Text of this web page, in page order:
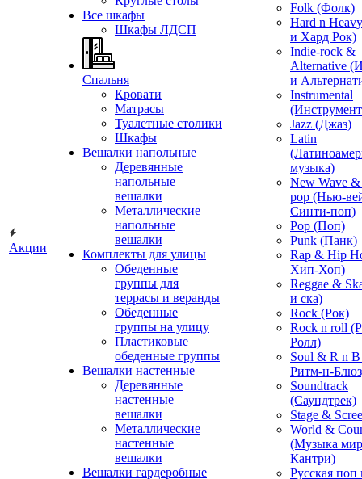
Акции
Все шкафы
Шкафы ЛДСП
Спальня
Кровати
Матрасы
Туалетные столики
Шкафы
Вешалки напольные
Деревянные
напольные
вешалки
Металлические
напольные
вешалки
Комплекты для улицы
Обеденные
группы для
террасы и веранды
Обеденные
группы на улицу
Пластиковые
обеденные группы
Вешалки настенные
Деревянные
настенные
вешалки
Металлические
настенные
вешалки
Вешалки гардеробные
Folk (Фолк)
Hard n
и Хард Рок)
Indie-rock &
Alternative
и
Instrumental
Jazz (Джаз)
Latin
музыка)
New Wave
pop (Нью-
Синти-поп)
Pop (Поп)
Punk (Панк)
Rap & Hip
Хип-Хоп)
Reggae &
и ска)
Rock (Рок)
Rock n roll
Ролл)
Soul & R n
Ритм-н-
Soundtrack
(Саундтрек)
Stage &
World &
(Музыка
Кантри)
Русская поп